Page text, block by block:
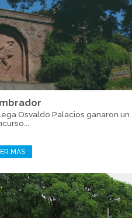
Osvaldo Palacios ganaron un
MÁS